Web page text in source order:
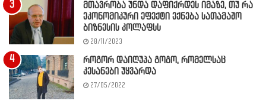
მთავრობა უნდა დაფიქრდეს იმაზე, თუ რა
ეკონომიკური ეფექტი ექნება სათამაშო
ბიზნესის კოლაფსს
28/11/2023
როგორ დაიღუპა გოგო, რომელსაც
კესანები უყვარდა
27/05/2022